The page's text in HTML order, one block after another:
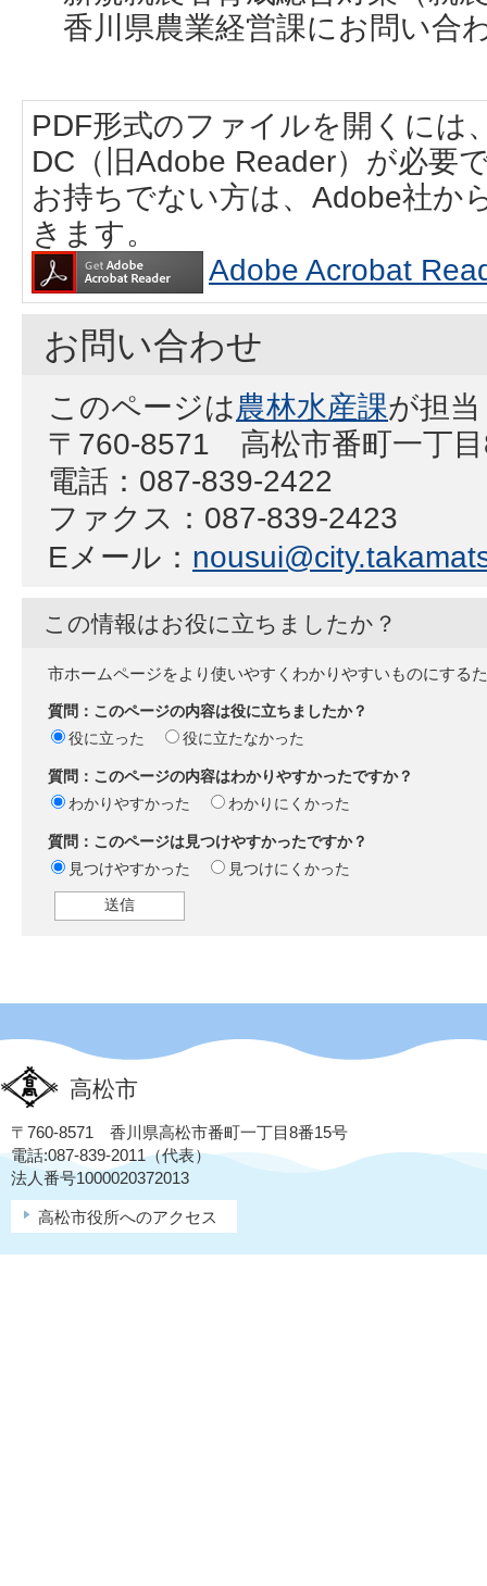
香川県農業経営課にお問い合
PDF形式のファイルを開くには
DC（旧Adobe Reader）が必要
お持ちでない方は、Adobe社か
きます。
Adobe Acrobat
お問い合わせ
このページは農林水産課が担
〒760-8571 高松市番町一丁
電話：087-839-2422
ファクス：087-839-2423
Eメール：
この情報はお役に立ちましたか？
市ホームページをより使いやすくわかりやすいものにする
質問：このページの内容は役に立ちましたか？
役に立った
役に立たなかった
質問：このページの内容はわかりやすかったですか？
わかりやすかった
わかりにくかった
質問：このページは見つけやすかったですか？
見つけやすかった
見つけにくかった
高松市
〒760-8571 香川県高松市番町一丁目8番15号
電話:087-839-2011（代表）
法人番号1000020372013
高松市役所へのアクセス